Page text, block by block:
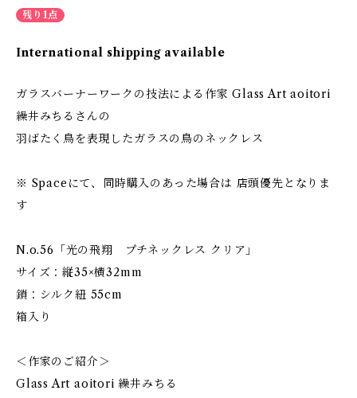
残り1点
International shipping available
ガラスバーナーワークの技法による作家 Glass Art aoitori
繰井みちるさんの
羽ばたく鳥を表現したガラスの鳥のネックレス
※ Spaceにて、同時購入のあった場合は 店頭優先となりま
す
N.o.56「光の飛翔 プチネックレス クリア」
サイズ：縦35×横32mm
鎖：シルク紐 55cm
箱入り
＜作家のご紹介＞
Glass Art aoitori 繰井みちる